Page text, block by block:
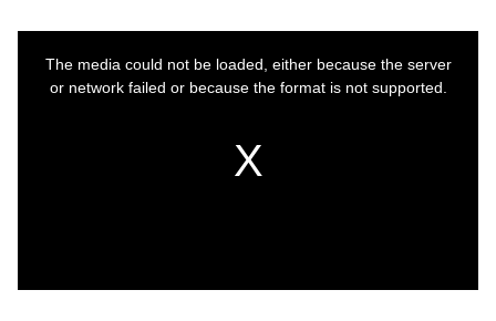
The media could not be loaded, either because the server
or network failed or because the format is not supported.